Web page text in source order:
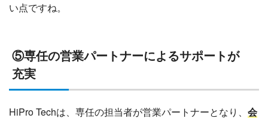
い点ですね。
⑤専任の営業パートナーによるサポートが
充実
HiPro Techは、専任の担当者が営業パートナーとなり、 会